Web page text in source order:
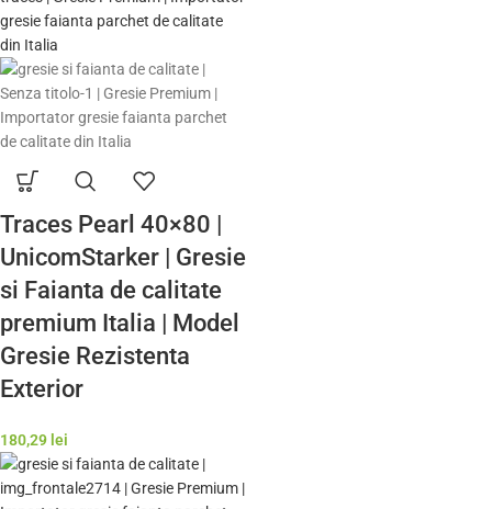
Traces Pearl 40×80 |
UnicomStarker | Gresie
si Faianta de calitate
premium Italia | Model
Gresie Rezistenta
Exterior
180,29 lei